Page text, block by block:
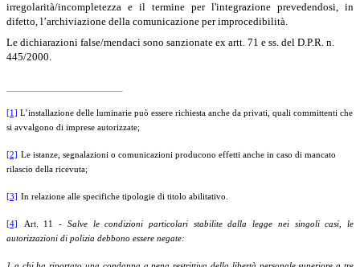
irregolarità/incompletezza e il termine per l'integrazione prevedendosi, in
difetto, l’archiviazione della comunicazione per improcedibilità.
Le dichiarazioni false/mendaci sono sanzionate ex artt. 71 e ss. del D.P.R. n.
445/2000.
[1] L’installazione delle luminarie può essere richiesta anche da privati, quali committenti che
si avvalgono di imprese autorizzate;
[2] Le istanze, segnalazioni o comunicazioni producono effetti anche in caso di mancato
rilascio della ricevuta;
[3] In relazione alle specifiche tipologie di titolo abilitativo.
[4] Art. 11 - Salve le condizioni particolari stabilite dalla legge nei singoli casi, le
autorizzazioni di polizia debbono essere negate: